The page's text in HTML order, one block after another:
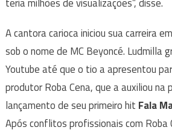
A cantora carioca iniciou sua carreira
sob o nome de MC Beyoncé. Ludmilla
Youtube até que o tio a apresentou
produtor Roba Cena, que a auxiliou na
lançamento de seu primeiro hit Fala
Após conflitos profissionais com Roba